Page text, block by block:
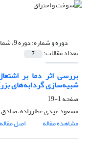
دوره و شماره:دوره 9، شماره 2 - شماره پیاپی 18، پاییز 1395
تعداد مقالات: 7
بررسی اثر دما بر
شبیه‌سازی گردابه‌های
صفحه1-19
مسعود عیدی عطارزاده،
مشاهده مقاله
اصل مقاله